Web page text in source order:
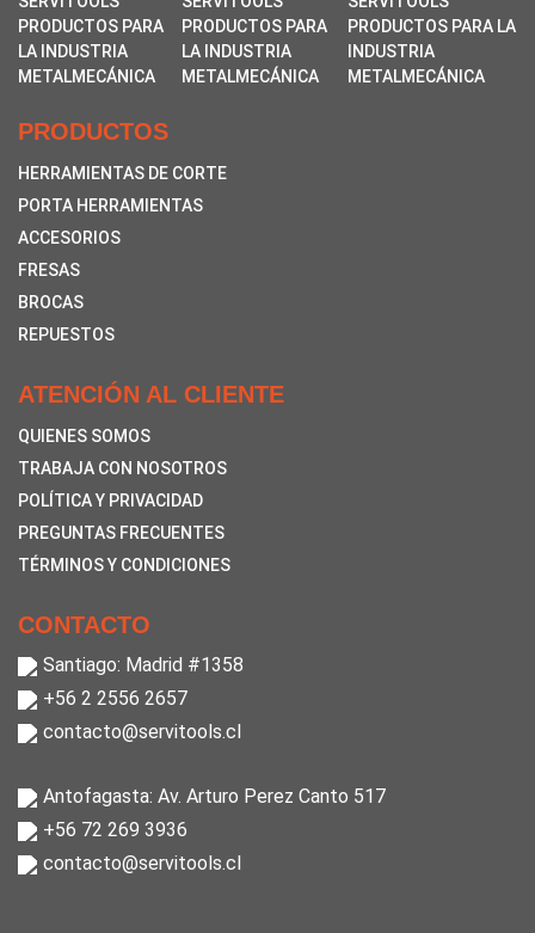
PRODUCTOS
HERRAMIENTAS DE CORTE
PORTA HERRAMIENTAS
ACCESORIOS
FRESAS
BROCAS
REPUESTOS
ATENCIÓN AL CLIENTE
QUIENES SOMOS
TRABAJA CON NOSOTROS
POLÍTICA Y PRIVACIDAD
PREGUNTAS FRECUENTES
TÉRMINOS Y CONDICIONES
CONTACTO
Santiago: Madrid #1358
+56 2 2556 2657
contacto@servitools.cl
Antofagasta: Av. Arturo Perez Canto 517
+56 72 269 3936
contacto@servitools.cl